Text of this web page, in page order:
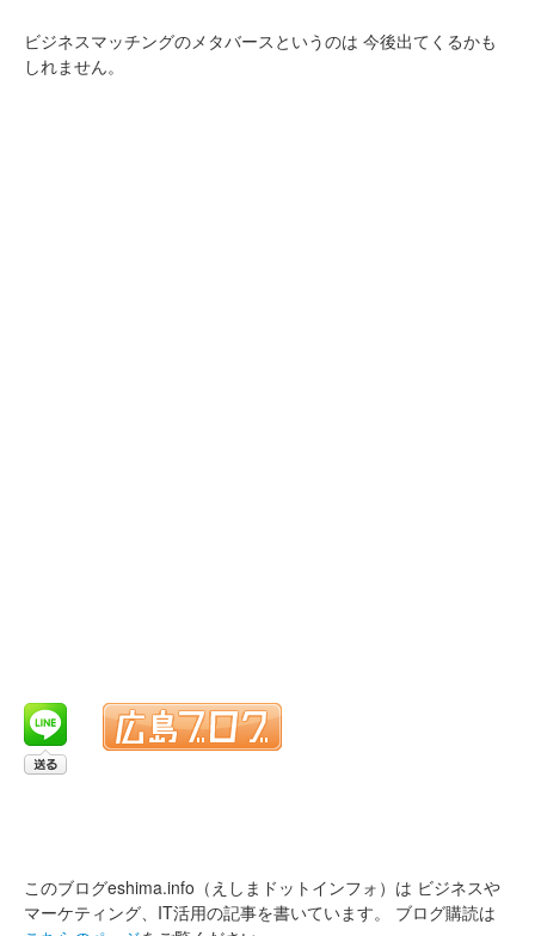
ビジネスマッチングのメタバースというのは 今後出てくるかも
しれません。
このブログeshima.info（えしまドットインフォ）は ビジネスや
マーケティング、IT活用の記事を書いています。
ブログ購読は